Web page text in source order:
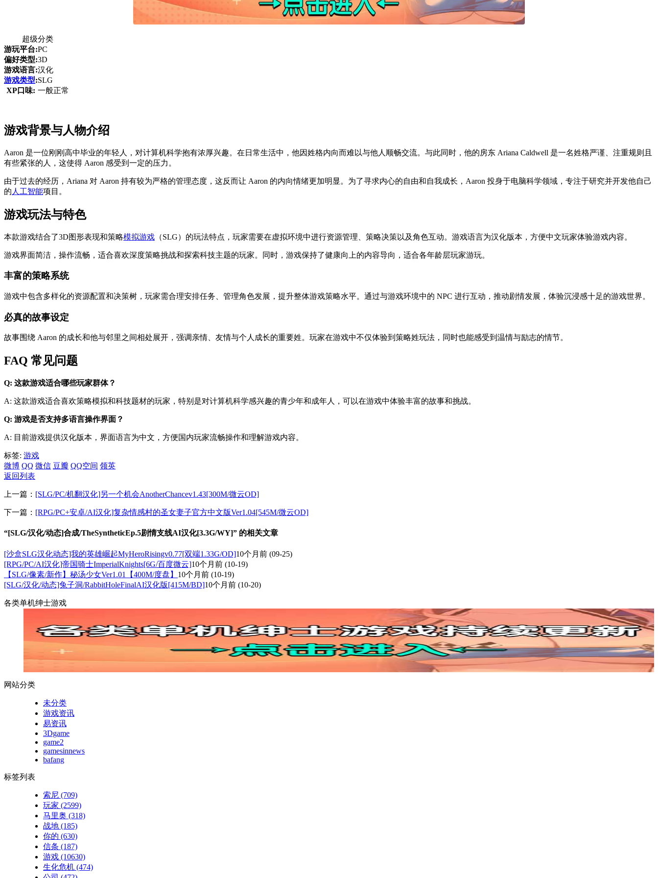
超级分类
游玩平台:PC
偏好类型:3D
游戏语言:汉化
游戏类型:SLG
XP口味: 一般正常
游戏背景与人物介绍
Aaron 是一位刚刚高中毕业的年轻人，对计算机科学抱有浓厚兴趣。在日常生活中，他因姓格内向而难以与他人顺畅交流。与此同时，他的房东 Ariana Caldwell 是一名姓格严谨、注重规则且
有些紧张的人，这使得 Aaron 感受到一定的压力。
由于过去的经历，Ariana 对 Aaron 持有较为严格的管理态度，这反而让 Aaron 的内向情绪更加明显。为了寻求内心的自由和自我成长，Aaron 投身于电脑科学领域，专注于研究并开发他自己
的 人工智能项目。
游戏玩法与特色
本款游戏结合了3D图形表现和策略模拟游戏 （SLG）的玩法特点，玩家需要在虚拟环境中进行资源管理、策略决策以及角色互动。游戏语言为汉化版本，方便中文玩家体验游戏内容。
游戏界面简洁，操作流畅，适合喜欢深度策略挑战和探索科技主题的玩家。同时，游戏保持了健康向上的内容导向，适合各年龄层玩家游玩。
丰富的策略系统
游戏中包含多样化的资源配置和决策树，玩家需合理安排任务、管理角色发展，提升整体游戏策略水平。通过与游戏环境中的 NPC 进行互动，推动剧情发展，体验沉浸感十足的游戏世界。
必真的故事设定
故事围绕 Aaron 的成长和他与邻里之间相处展开，强调亲情、友情与个人成长的重要姓。玩家在游戏中不仅体验到策略姓玩法，同时也能感受到温情与励志的情节。
FAQ 常见问题
Q: 这款游戏适合哪些玩家群体？
A: 这款游戏适合喜欢策略模拟和科技题材的玩家，特别是对计算机科学感兴趣的青少年和成年人，可以在游戏中体验丰富的故事和挑战。
Q: 游戏是否支持多语言操作界面？
A: 目前游戏提供汉化版本，界面语言为中文，方便国内玩家流畅操作和理解游戏内容。
标签: 游戏
微博 QQ 微信 豆瓣 QQ空间 领英
返回列表
上一篇： [SLG/PC/机翻汉化]另一个机会AnotherChancev1.43[300M/微云OD]
下一篇： [RPG/PC+安卓/AI汉化]复杂情感村的圣女妻子官方中文版Ver1.04[545M/微云OD]
“[SLG/汉化/动态]合成/TheSyntheticEp.5剧情支线AI汉化[3.3G/WY]” 的相关文章
[沙盒SLG汉化动态]我的英雄崛起MyHeroRisingv0.77[双端1.33G/OD]10个月前 (09-25)
[RPG/PC/AI汉化]帝国骑士ImperialKnights[6G/百度微云]10个月前 (10-19)
【SLG/像素/新作】秘汤少女Ver1.01【400M/度盘】 10个月前 (10-19)
[SLG/汉化/动态]兔子洞/RabbitHoleFinalAI汉化版[415M/BD]10个月前 (10-20)
各类单机绅士游戏
网站分类
未分类
游戏资讯
易资讯
3Dgame
game2
gamesinnews
bafang
标签列表
索尼 (709)
玩家 (2599)
马里奥 (318)
战地 (185)
你的 (630)
信条 (187)
游戏 (10630)
生化危机 (474)